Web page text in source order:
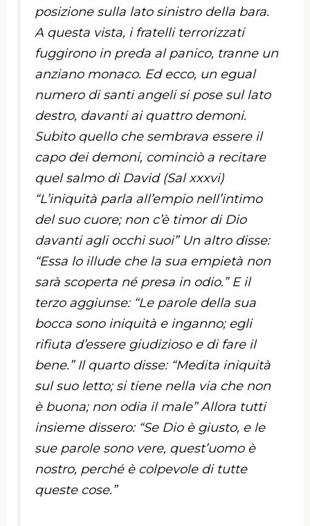
posizione sulla lato sinistro della bara.
A questa vista, i fratelli terrorizzati
fuggirono in preda al panico, tranne un
anziano monaco. Ed ecco, un egual
numero di santi angeli si pose sul lato
destro, davanti ai quattro demoni.
Subito quello che sembrava essere il
capo dei demoni, cominciò a recitare
quel salmo di David (Sal xxxvi)
“L’iniquità parla all’empio nell’intimo
del suo cuore; non c’è timor di Dio
davanti agli occhi suoi” Un altro disse:
“Essa lo illude che la sua empietà non
sarà scoperta né presa in odio.” E il
terzo aggiunse: “Le parole della sua
bocca sono iniquità e inganno; egli
rifiuta d’essere giudizioso e di fare il
bene.” Il quarto disse: “Medita iniquità
sul suo letto; si tiene nella via che non
è buona; non odia il male” Allora tutti
insieme dissero: “Se Dio è giusto, e le
sue parole sono vere, quest’uomo è
nostro, perché è colpevole di tutte
queste cose.”